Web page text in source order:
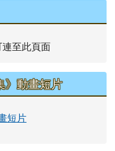
》動畫短片
短片